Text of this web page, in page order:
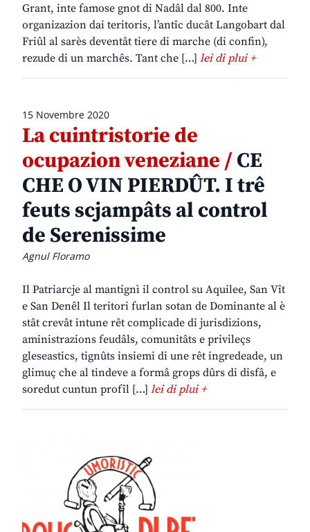
Grant, inte famose gnot di Nadâl dal 800. Inte
organizazion dai teritoris, l’antîc ducât Langobart dal
Friûl al sarès deventât tiere di marche (di confin),
rezude di un marchês. Tant che […] lei di plui +
15 Novembre 2020
La cuintristorie de
ocupazion veneziane /CE
CHE O VIN PIERDÛT. I trê
feuts scjampâts al control
de Serenissime
Agnul Floramo
Il Patriarcje al mantignì il control su Aquilee, San Vît
e San Denêl Il teritori furlan sotan de Dominante al è
stât crevât intune rêt complicade di jurisdizions,
aministrazions feudâls, comunitâts e privileçs
gleseastics, tignûts insiemi di une rêt ingredeade, un
glimuç che al tindeve a formâ grops dûrs di disfâ, e
soredut cuntun profîl […] lei di plui +